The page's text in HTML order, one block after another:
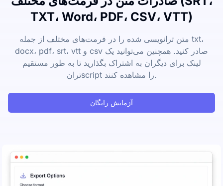
TXT، Word، PDF، CSV، VTT)
متن ترانویسی شده را در فرمت‌های مختلف از جمله txt،
docx، pdf، srt، vtt و csv صادر کنید. همچنین می‌توانید یک
لینک برای دیگران به اشتراک بگذارید تا به طور مستقیم
ترانscript را مشاهده کنند.
آزمایش رایگان